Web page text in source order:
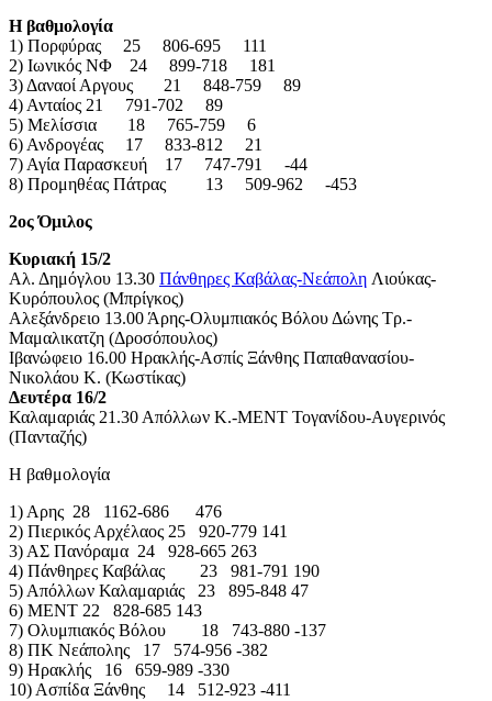
Η βαθμολογία
1) Πορφύρας 25 806-695 111
2) Ιωνικός ΝΦ 24 899-718 181
3) Δαναοί Αργους 21 848-759 89
4) Ανταίος 21 791-702 89
5) Μελίσσια 18 765-759 6
6) Ανδρογέας 17 833-812 21
7) Αγία Παρασκευή 17 747-791 -44
8) Προμηθέας Πάτρας 13 509-962 -453
2ος Όμιλος
Κυριακή 15/2
Αλ. Δημόγλου 13.30 Πάνθηρες Καβάλας-Νεάπολη Λιούκας-
Κυρόπουλος (Μπρίγκος)
Αλεξάνδρειο 13.00 Άρης-Ολυμπιακός Βόλου Δώνης Τρ.-
Μαμαλικατζη (Δροσόπουλος)
Ιβανώφειο 16.00 Ηρακλής-Ασπίς Ξάνθης Παπαθανασίου-
Νικολάου Κ. (Κωστίκας)
Δευτέρα 16/2
Καλαμαριάς 21.30 Απόλλων Κ.-ΜΕΝΤ Τογανίδου-Αυγερινός
(Πανταζής)
Η βαθμολογία
1) Αρης 28 1162-686 476
2) Πιερικός Αρχέλαος 25 920-779 141
3) ΑΣ Πανόραμα 24 928-665 263
4) Πάνθηρες Καβάλας 23 981-791 190
5) Απόλλων Καλαμαριάς 23 895-848 47
6) ΜΕΝΤ 22 828-685 143
7) Ολυμπιακός Βόλου 18 743-880 -137
8) ΠΚ Νεάπολης 17 574-956 -382
9) Ηρακλής 16 659-989 -330
10) Ασπίδα Ξάνθης 14 512-923 -411